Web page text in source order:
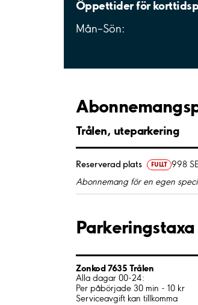
Öppettider för
Mån–Sön:
Trålen, uteparkering
Reserverad plats FULLT 998
Abonnemang för en egen
Parkeringstaxa
Zonkod 7635 Trålen
Alla dagar 00-24:
Per påbörjade 30 min - 10 kr
Serviceavgift kan tillkomma